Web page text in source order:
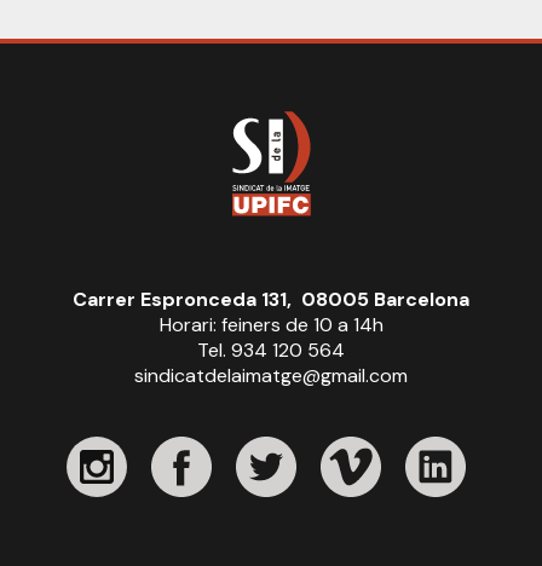
Carrer Espronceda 131, 08005 Barcelona
Horari: feiners de 10 a 14h
Tel. 934 120 564
sindicatdelaimatge@gmail.com